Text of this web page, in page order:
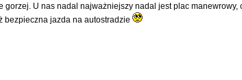
gorzej. U nas nadal najważniejszy nadal jest plac
bezpieczna jazda na autostradzie